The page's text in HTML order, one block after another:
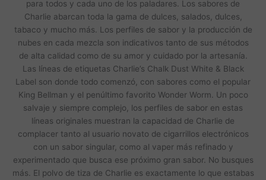
para todos y cada uno de los paladares. Los sabores de
Charlie abarcan toda la gama de dulces, salados, dulces,
tabaco y mucho más. Los perfiles de sabor y la producción de
nubes en cada mezcla son indicativos tanto de sus métodos
de alta calidad como de su amor y cuidado por la artesanía.
Las líneas de etiquetas Charlie’s Chalk Dust White & Black
Label son donde todo comenzó, con sabores como el popular
King Bellman y el penúltimo favorito Wonder Worm. Un poco
salvaje y siempre complejo, los perfiles de sabor en estas
líneas originales muestran la capacidad de Charlie de
complacer tanto al usuario novato de cigarrillos electrónicos
con un sabor singular, como al vaper más refinado y
experimentado que busca ese próximo gran sabor. No busques
más. El polvo de tiza de Charlie es exactamente lo que estabas